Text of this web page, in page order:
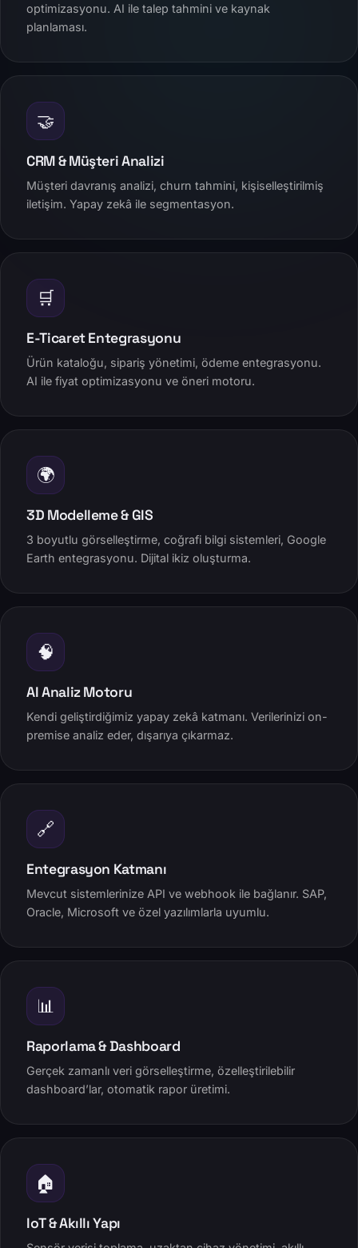
optimizasyonu. AI ile talep tahmini ve kaynak
planlaması.
🤝
CRM & Müşteri Analizi
Müşteri davranış analizi, churn tahmini, kişiselleştirilmiş
iletişim. Yapay zekâ ile segmentasyon.
🛒
E-Ticaret Entegrasyonu
Ürün kataloğu, sipariş yönetimi, ödeme entegrasyonu.
AI ile fiyat optimizasyonu ve öneri motoru.
🌍
3D Modelleme & GIS
3 boyutlu görselleştirme, coğrafi bilgi sistemleri, Google
Earth entegrasyonu. Dijital ikiz oluşturma.
🧠
AI Analiz Motoru
Kendi geliştirdiğimiz yapay zekâ katmanı. Verilerinizi on-
premise analiz eder, dışarıya çıkarmaz.
🔗
Entegrasyon Katmanı
Mevcut sistemlerinize API ve webhook ile bağlanır. SAP,
Oracle, Microsoft ve özel yazılımlarla uyumlu.
📊
Raporlama & Dashboard
Gerçek zamanlı veri görselleştirme, özelleştirilebilir
dashboard’lar, otomatik rapor üretimi.
🏠
IoT & Akıllı Yapı